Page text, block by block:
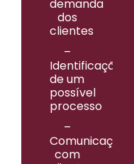
demanda
dos
clientes
–
Identificação
de um
possível
processo
–
Comunicação
com